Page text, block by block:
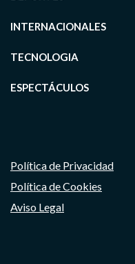
INTERNACIONALES
TECNOLOGIA
ESPECTÁCULOS
Política de Privacidad
Política de Cookies
Aviso Legal